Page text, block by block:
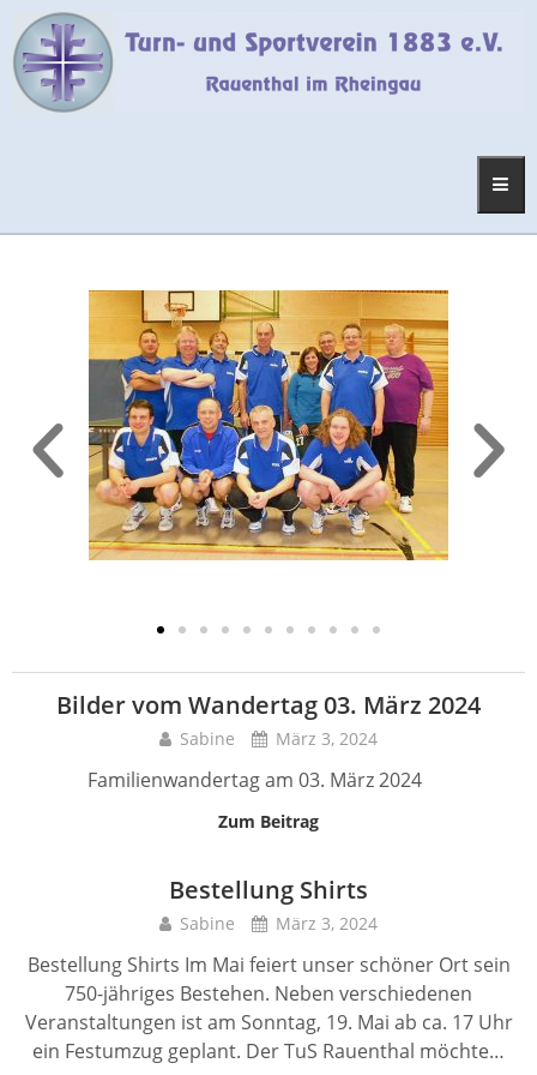
Bilder vom Wandertag 03. März 2024
Sabine März 3, 2024
Familienwandertag am 03. März 2024
Zum Beitrag
Bestellung Shirts
Sabine März 3, 2024
Bestellung Shirts Im Mai feiert unser schöner Ort sein
750-jähriges Bestehen. Neben verschiedenen
Veranstaltungen ist am Sonntag, 19. Mai ab ca. 17 Uhr
ein Festumzug geplant. Der TuS Rauenthal möchte…